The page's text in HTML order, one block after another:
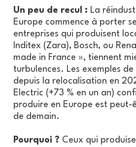
Un peu de recul : La
Europe commence à porter
entreprises qui produisent
Inditex (Zara), Bosch, ou
made in France », tiennent
turbulences. Les exemples de
depuis la relocalisation en
Electric (+73 % en un an)
produire en Europe est peut-
de demain.
Pourquoi ? Ceux qui